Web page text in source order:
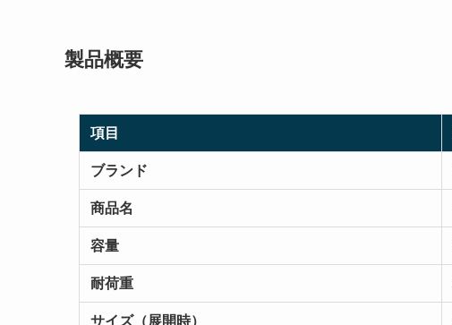
製品概要
項目
ブランド
商品名
容量
耐荷重
サイズ（展開時）